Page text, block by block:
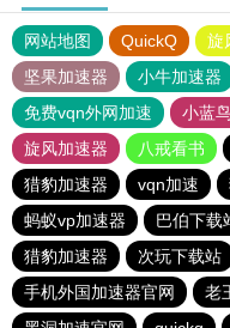
网站地图 QuickQ 旋
坚果加速器
小牛加速器
免费vqn外网加速
小蓝
旋风加速器
八戒看书
猎豹加速器
vqn加速
蚂蚁vp加速器
巴伯下载
猎豹加速器
次玩下载站
手机外国加速器官网
老